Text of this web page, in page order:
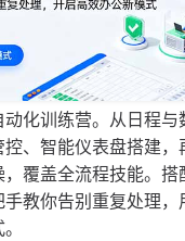
化训练营。从日程与
、智能仪表盘搭建，
覆盖全流程技能。
教你告别重复处理，